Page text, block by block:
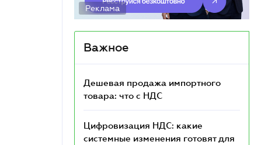
Реклама
Важное
Дешевая продажа импортного
товара: что c НДС
Цифровизация НДС: какие
системные изменения готовят для